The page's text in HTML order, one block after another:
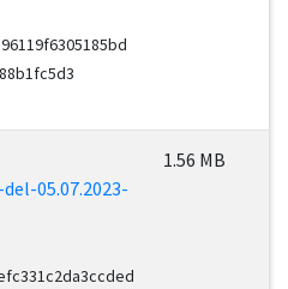
05.07.2023-
1.56 MB